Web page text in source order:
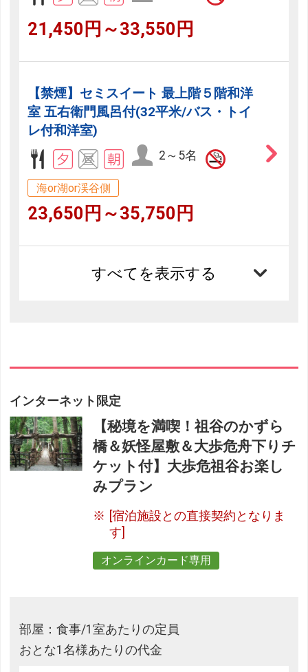
21,450円～33,550円
【禁煙】セミスイート 最上階５階和洋
室 五右衛門風呂付(32平米/バス・トイ
レ付和洋室)
2～5名
海or湖or渓谷側
23,650円～35,750円
すべてを表示する
インターネット限定
【秘境を満喫！祖谷のかずら
橋＆妖怪屋敷＆大歩危舟下りチ
ケット付】大歩危祖谷お楽し
みプラン
[宿泊施設との直接契約となりま
す]
オンラインカード専用
部屋：食事/1室あたりの定員
おとな1名様あたりの代金